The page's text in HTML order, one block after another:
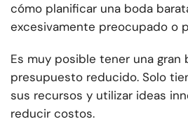
cómo planificar una boda
excesivamente preocupado o
Es muy posible tener una gran
presupuesto reducido. Solo
sus recursos y utilizar ideas
reducir costos.